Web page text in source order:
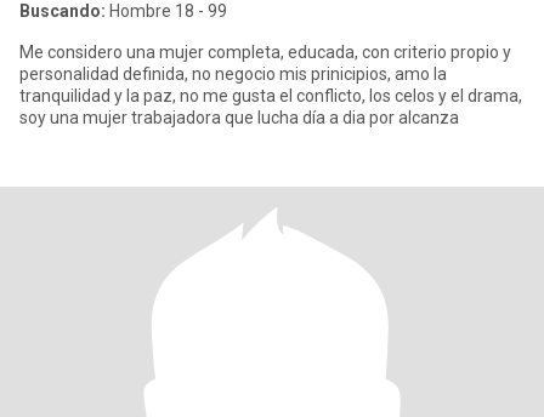
Buscando: Hombre 18 - 99
Me considero una mujer completa, educada, con criterio propio y
personalidad definida, no negocio mis prinicipios, amo la
tranquilidad y la paz, no me gusta el conflicto, los celos y el drama,
soy una mujer trabajadora que lucha día a dia por alcanza